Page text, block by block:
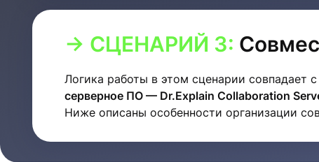
→ СЦЕНАРИЙ 3:
Логика работы в этом сценарии совпадает
серверное ПО — Dr.Explain Collaboration
Ниже описаны особенности организации